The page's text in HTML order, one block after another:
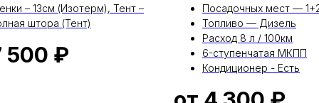
– 13см (Изотерм), Тент –
штора (Тент)
500 ₽
Посадочных мест —
Топливо — Дизель
Расход 8 л / 100км
6-ступенчатая МКПП
Кондиционер - Есть